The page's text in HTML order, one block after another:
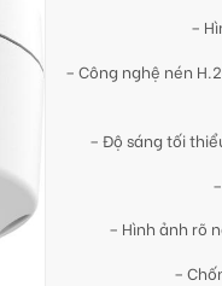
–
– Công
– Độ sáng tối
– Hình ảnh rõ
–